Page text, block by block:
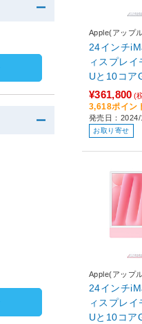
Apple(アップ
24インチ
ィスプレ
Uと10コア
ple M4チッ
SSD - シルバー シ
R24J/A
¥361,800 (
3,618ポイン
発売日：
お取り寄せ
Apple(アップ
24インチ
ィスプレ
Uと10コア